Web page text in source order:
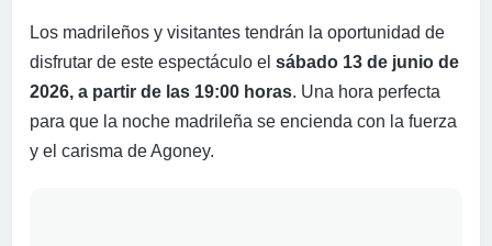
Los madrileños y visitantes tendrán la oportunidad de
disfrutar de este espectáculo el sábado 13 de junio de
2026, a partir de las 19:00 horas. Una hora perfecta
para que la noche madrileña se encienda con la fuerza
y el carisma de Agoney.